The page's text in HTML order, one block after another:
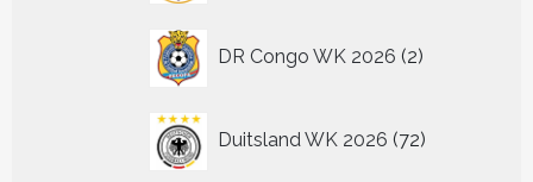
DR Congo WK 2026 2
producten
Duitsland WK 2026 72
producten